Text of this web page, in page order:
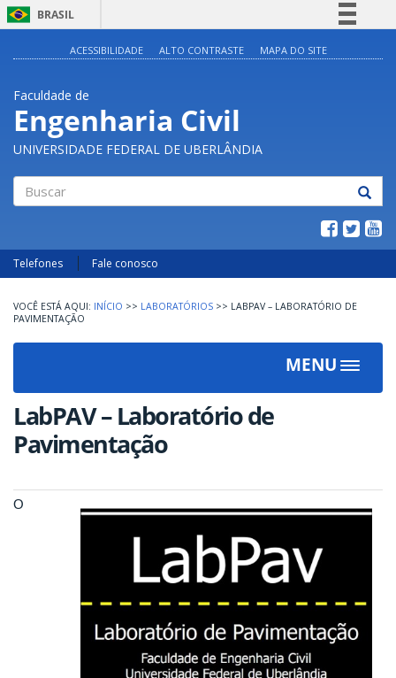
BRASIL
Legislação
Canais
ACESSIBILIDADE ALTO CONTRASTE MAPA DO SITE
Faculdade de
Engenharia Civil
UNIVERSIDADE FEDERAL DE UBERLÂNDIA
Telefones Fale conosco
INÍCIO >> LABORATÓRIOS >> LABPAV – LABORATÓRIO DE
PAVIMENTAÇÃO
MENU
Toggle
LabPAV – Laboratório de
Pavimentação
O